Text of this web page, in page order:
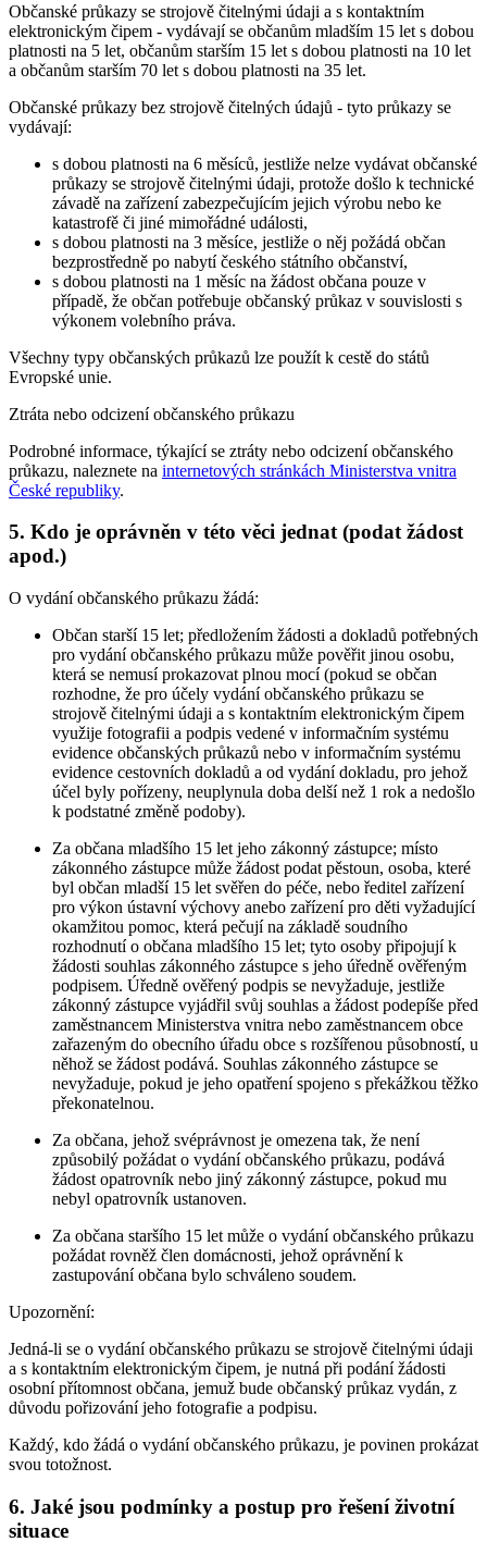
Občanské průkazy se strojově čitelnými údaji a s kontaktním
elektronickým čipem - vydávají se občanům mladším 15 let s dobou
platnosti na 5 let, občanům starším 15 let s dobou platnosti na 10 let
a občanům starším 70 let s dobou platnosti na 35 let.
Občanské průkazy bez strojově čitelných údajů - tyto průkazy se
vydávají:
s dobou platnosti na 6 měsíců, jestliže nelze vydávat občanské
průkazy se strojově čitelnými údaji, protože došlo k technické
závadě na zařízení zabezpečujícím jejich výrobu nebo ke
katastrofě či jiné mimořádné události,
s dobou platnosti na 3 měsíce, jestliže o něj požádá občan
bezprostředně po nabytí českého státního občanství,
s dobou platnosti na 1 měsíc na žádost občana pouze v
případě, že občan potřebuje občanský průkaz v souvislosti s
výkonem volebního práva.
Všechny typy občanských průkazů lze použít k cestě do států
Evropské unie.
Ztráta nebo odcizení občanského průkazu
Podrobné informace, týkající se ztráty nebo odcizení občanského
průkazu, naleznete na internetových stránkách Ministerstva vnitra
České republiky.
5. Kdo je oprávněn v této věci jednat (podat žádost
apod.)
O vydání občanského průkazu žádá:
Občan starší 15 let; předložením žádosti a dokladů potřebných
pro vydání občanského průkazu může pověřit jinou osobu,
která se nemusí prokazovat plnou mocí (pokud se občan
rozhodne, že pro účely vydání občanského průkazu se
strojově čitelnými údaji a s kontaktním elektronickým čipem
využije fotografii a podpis vedené v informačním systému
evidence občanských průkazů nebo v informačním systému
evidence cestovních dokladů a od vydání dokladu, pro jehož
účel byly pořízeny, neuplynula doba delší než 1 rok a nedošlo
k podstatné změně podoby).
Za občana mladšího 15 let jeho zákonný zástupce; místo
zákonného zástupce může žádost podat pěstoun, osoba, které
byl občan mladší 15 let svěřen do péče, nebo ředitel zařízení
pro výkon ústavní výchovy anebo zařízení pro děti vyžadující
okamžitou pomoc, která pečují na základě soudního
rozhodnutí o občana mladšího 15 let; tyto osoby připojují k
žádosti souhlas zákonného zástupce s jeho úředně ověřeným
podpisem. Úředně ověřený podpis se nevyžaduje, jestliže
zákonný zástupce vyjádřil svůj souhlas a žádost podepíše před
zaměstnancem Ministerstva vnitra nebo zaměstnancem obce
zařazeným do obecního úřadu obce s rozšířenou působností, u
něhož se žádost podává. Souhlas zákonného zástupce se
nevyžaduje, pokud je jeho opatření spojeno s překážkou těžko
překonatelnou.
Za občana, jehož svéprávnost je omezena tak, že není
způsobilý požádat o vydání občanského průkazu, podává
žádost opatrovník nebo jiný zákonný zástupce, pokud mu
nebyl opatrovník ustanoven.
Za občana staršího 15 let může o vydání občanského průkazu
požádat rovněž člen domácnosti, jehož oprávnění k
zastupování občana bylo schváleno soudem.
Upozornění:
Jedná-li se o vydání občanského průkazu se strojově čitelnými údaji
a s kontaktním elektronickým čipem, je nutná při podání žádosti
osobní přítomnost občana, jemuž bude občanský průkaz vydán, z
důvodu pořizování jeho fotografie a podpisu.
Každý, kdo žádá o vydání občanského průkazu, je povinen prokázat
svou totožnost.
6. Jaké jsou podmínky a postup pro řešení životní
situace